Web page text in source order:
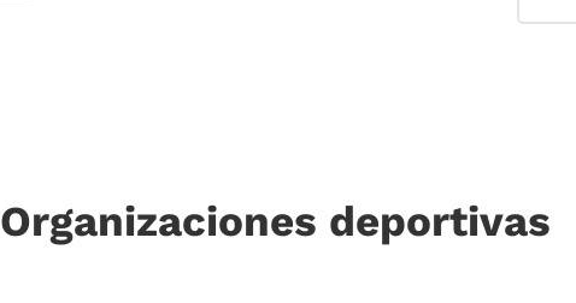
Organizaciones deportivas